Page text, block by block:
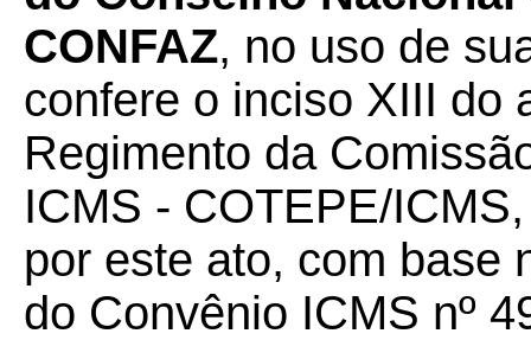
CONFAZ, no uso de
confere o inciso XIII do
Regimento da
ICMS - COTEPE/
por este ato, com base
do Convênio ICMS nº